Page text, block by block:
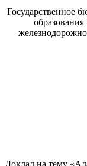
Государственное
Доклад на тему